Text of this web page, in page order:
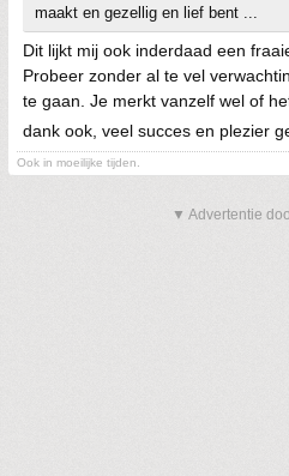
maakt en gezellig en lief bent ...
Dit lijkt mij ook inderdaad een
Probeer zonder al te vel
te gaan. Je merkt vanzelf wel of
dank ook, veel succes en plezier
Ook in moeilijke tijden.
▼ Advertentie